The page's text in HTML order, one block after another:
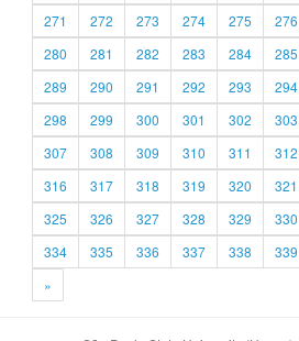
271
272 273 274 275 276
280
281 282 283 284 285
289
290 291 292 293 294
298
299 300 301 302 303
307
308 309 310 311 312
316
317 318 319 320 321
325
326 327 328 329 330
334
335 336 337 338 339
»